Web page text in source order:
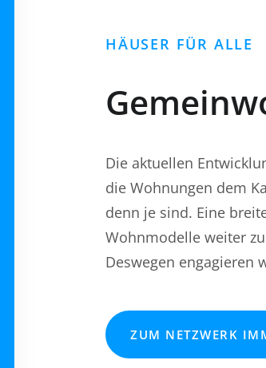
HÄUSER FÜR ALLE
Die aktuellen
die Wohnungen dem
denn je sind. Eine
Wohnmodelle weiter
Deswegen engagieren
ZUM NETZWERK